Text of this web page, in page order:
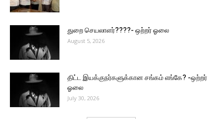
துறை செயலாளர்????- ஒற்றர் ஓலை
August 5, 2026
திட்ட இயக்குநர்களுக்கான சங்கம் எங்கே? -ஒற்றர்
ஓலை
July 30, 2026